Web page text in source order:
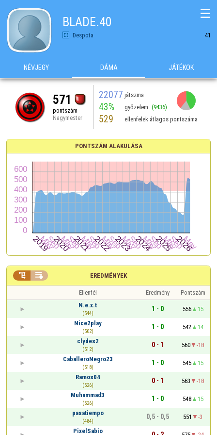
BLADE.40
Despota 41
☰
NÉVJEGY DÁMA JÁTÉKOK
571
pontszám
Nagymester
22077 játszma
43% győzelem (9436)
529 ellenfelek átlagos pontszáma
PONTSZÁM ALAKULÁSA
EREDMÉNYEK
 
Ellenfél Eredmény
Pontszám
N.e.x.t
(544)
1 - 0 556
15
Nice2play
(502)
1 - 0 542
14
clydes2
(512)
0 - 1 560
-18
CaballeroNegro23
(518)
1 - 0 545
15
Ramos04
(526)
0 - 1 563
-18
Muhammad3
(526)
1 - 0 548
15
pasatiempo
(484)
0,5 - 0,5 551
-3
PixelSabio